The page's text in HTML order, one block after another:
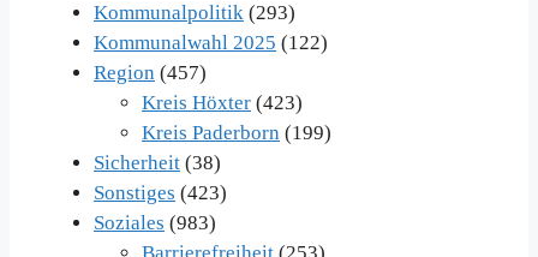
Kommunalpolitik (293)
Kommunalwahl 2025 (122)
Region (457)
Kreis Höxter (423)
Kreis Paderborn (199)
Sicherheit (38)
Sonstiges (423)
Soziales (983)